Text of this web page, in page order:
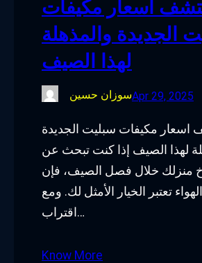
اسعار مكيفات
الجديدة والمذهلة
لهذا الصيف
سوزان حسينApr 29, 2025
اسعار مكيفات سبليت الجديدة
لهذا الصيف إذا كنت تبحث عن
منزلك خلال فصل الصيف، فإن
تعتبر الخيار الأمثل لك. ومع
اقتراب…
Know More